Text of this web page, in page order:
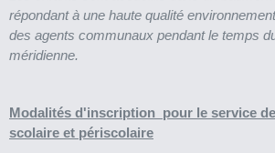
Agenda
Vos doléances
répondant à une haute qualité
des agents communaux pendant le temps
méridienne.
Modalités d'inscription pour le service
scolaire et périscolaire